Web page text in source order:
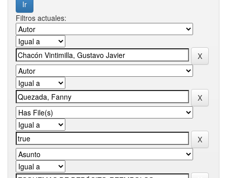
Filtros actuales: